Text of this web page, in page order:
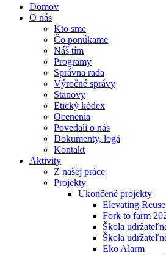
Domov
O nás
Kto sme
Čo ponúkame
Náš tím
Programy
Správna rada
Výročné správy
Stanovy
Etický kódex
Ocenenia
Povedali o nás
Dokumenty, logá
Kontakt
Aktivity
Z našej práce
Projekty
Ukončené projekty
Elevating
Fork to farm
Škola
Škola
Eko Alarm